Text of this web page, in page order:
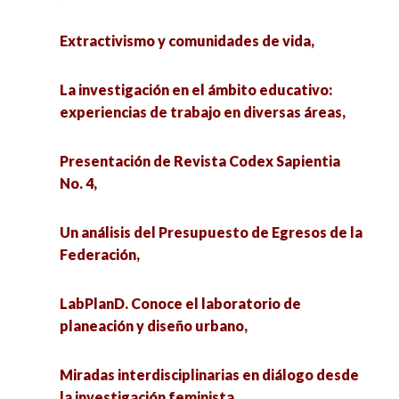
académica de Psicología,
«¿Qué hora es?» Un acercamiento
hermenéutico a la obra feminista de Elena
Diálogos decoloniales e interculturales:
Iknalo’ob y Conocimientos: Encuentro de
Seminario de Redes Femeninas en la Historia y
experiencias de trabajo en diversas áreas,
y diseño urbano,
Adultos mayores en México, el gran reto del
siglo XXI,
Miradas interdisciplinarias en diálogo desde la
investigación feminista,
«¿Qué hora es?» Un acercamiento
hermenéutico a la obra feminista de Elena
Extractivismo y comunidades de vida,
La investigación en el ámbito educativo:
experiencias de trabajo en diversas áreas,
Presentación de Revista Codex Sapientia
No. 4,
Un análisis del Presupuesto de Egresos de la
Federación,
LabPlanD. Conoce el laboratorio de
planeación y diseño urbano,
Miradas interdisciplinarias en diálogo desde